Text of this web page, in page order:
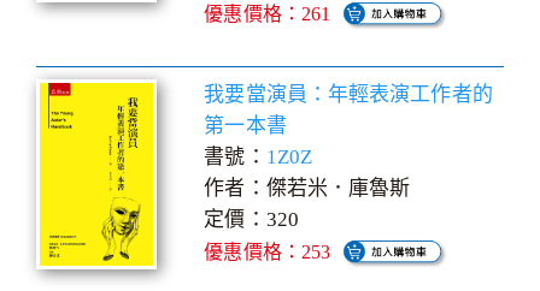
優惠價格：261
我要當演員：年輕表演工作者的
第一本書
書號： 1Z0Z
作者：傑若米．庫魯斯
定價：320
優惠價格：253